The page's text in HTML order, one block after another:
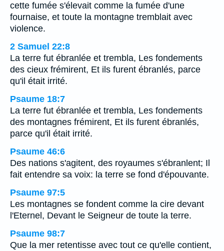
cette fumée s'élevait comme la fumée d'une
fournaise, et toute la montagne tremblait avec
violence.
2 Samuel 22:8
La terre fut ébranlée et trembla, Les fondements
des cieux frémirent, Et ils furent ébranlés, parce
qu'il était irrité.
Psaume 18:7
La terre fut ébranlée et trembla, Les fondements
des montagnes frémirent, Et ils furent ébranlés,
parce qu'il était irrité.
Psaume 46:6
Des nations s'agitent, des royaumes s'ébranlent; Il
fait entendre sa voix: la terre se fond d'épouvante.
Psaume 97:5
Les montagnes se fondent comme la cire devant
l'Eternel, Devant le Seigneur de toute la terre.
Psaume 98:7
Que la mer retentisse avec tout ce qu'elle contient,